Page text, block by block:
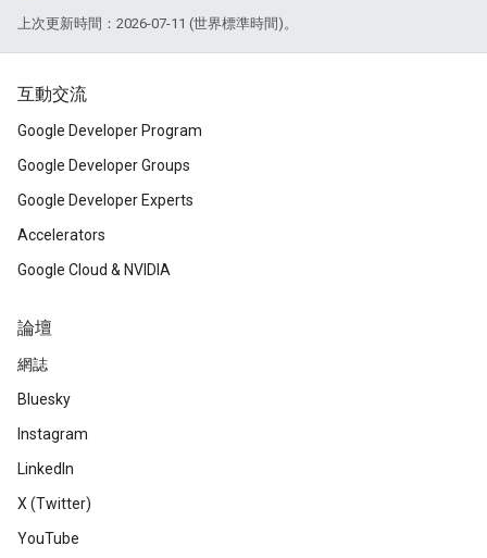
上次更新時間：2026-07-11 (世界標準時間)。
互動交流
Google Developer Program
Google Developer Groups
Google Developer Experts
Accelerators
Google Cloud & NVIDIA
論壇
網誌
Bluesky
Instagram
LinkedIn
X (Twitter)
YouTube